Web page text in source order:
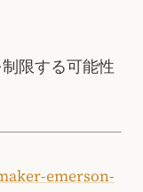
限する可能性
emerson-